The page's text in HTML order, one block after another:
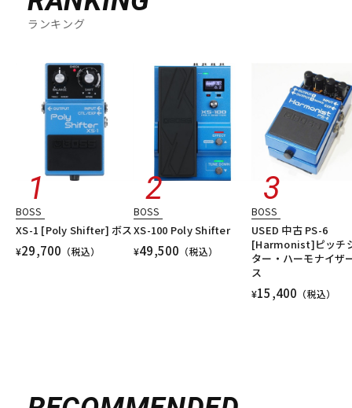
ランキング
BOSS
XS-1 [Poly Shifter] ボス
¥29,700 （税込）
BOSS
XS-100 Poly Shifter
¥49,500 （税込）
BOSS
USED 中古 PS-6
[Harmonist]ピッチ
ター・ハーモナイザ
ス
¥15,400 （税込）